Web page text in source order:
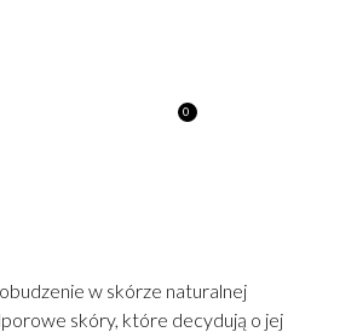
0
w skórze naturalnej
skóry, które decydują o jej